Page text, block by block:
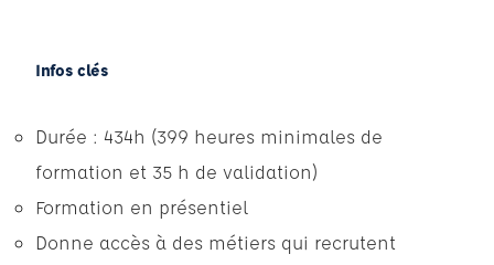
Infos clés
Durée : 434h (399 heures minimales de
formation et 35 h de validation)
Formation en présentiel
Donne accès à des métiers qui recrutent